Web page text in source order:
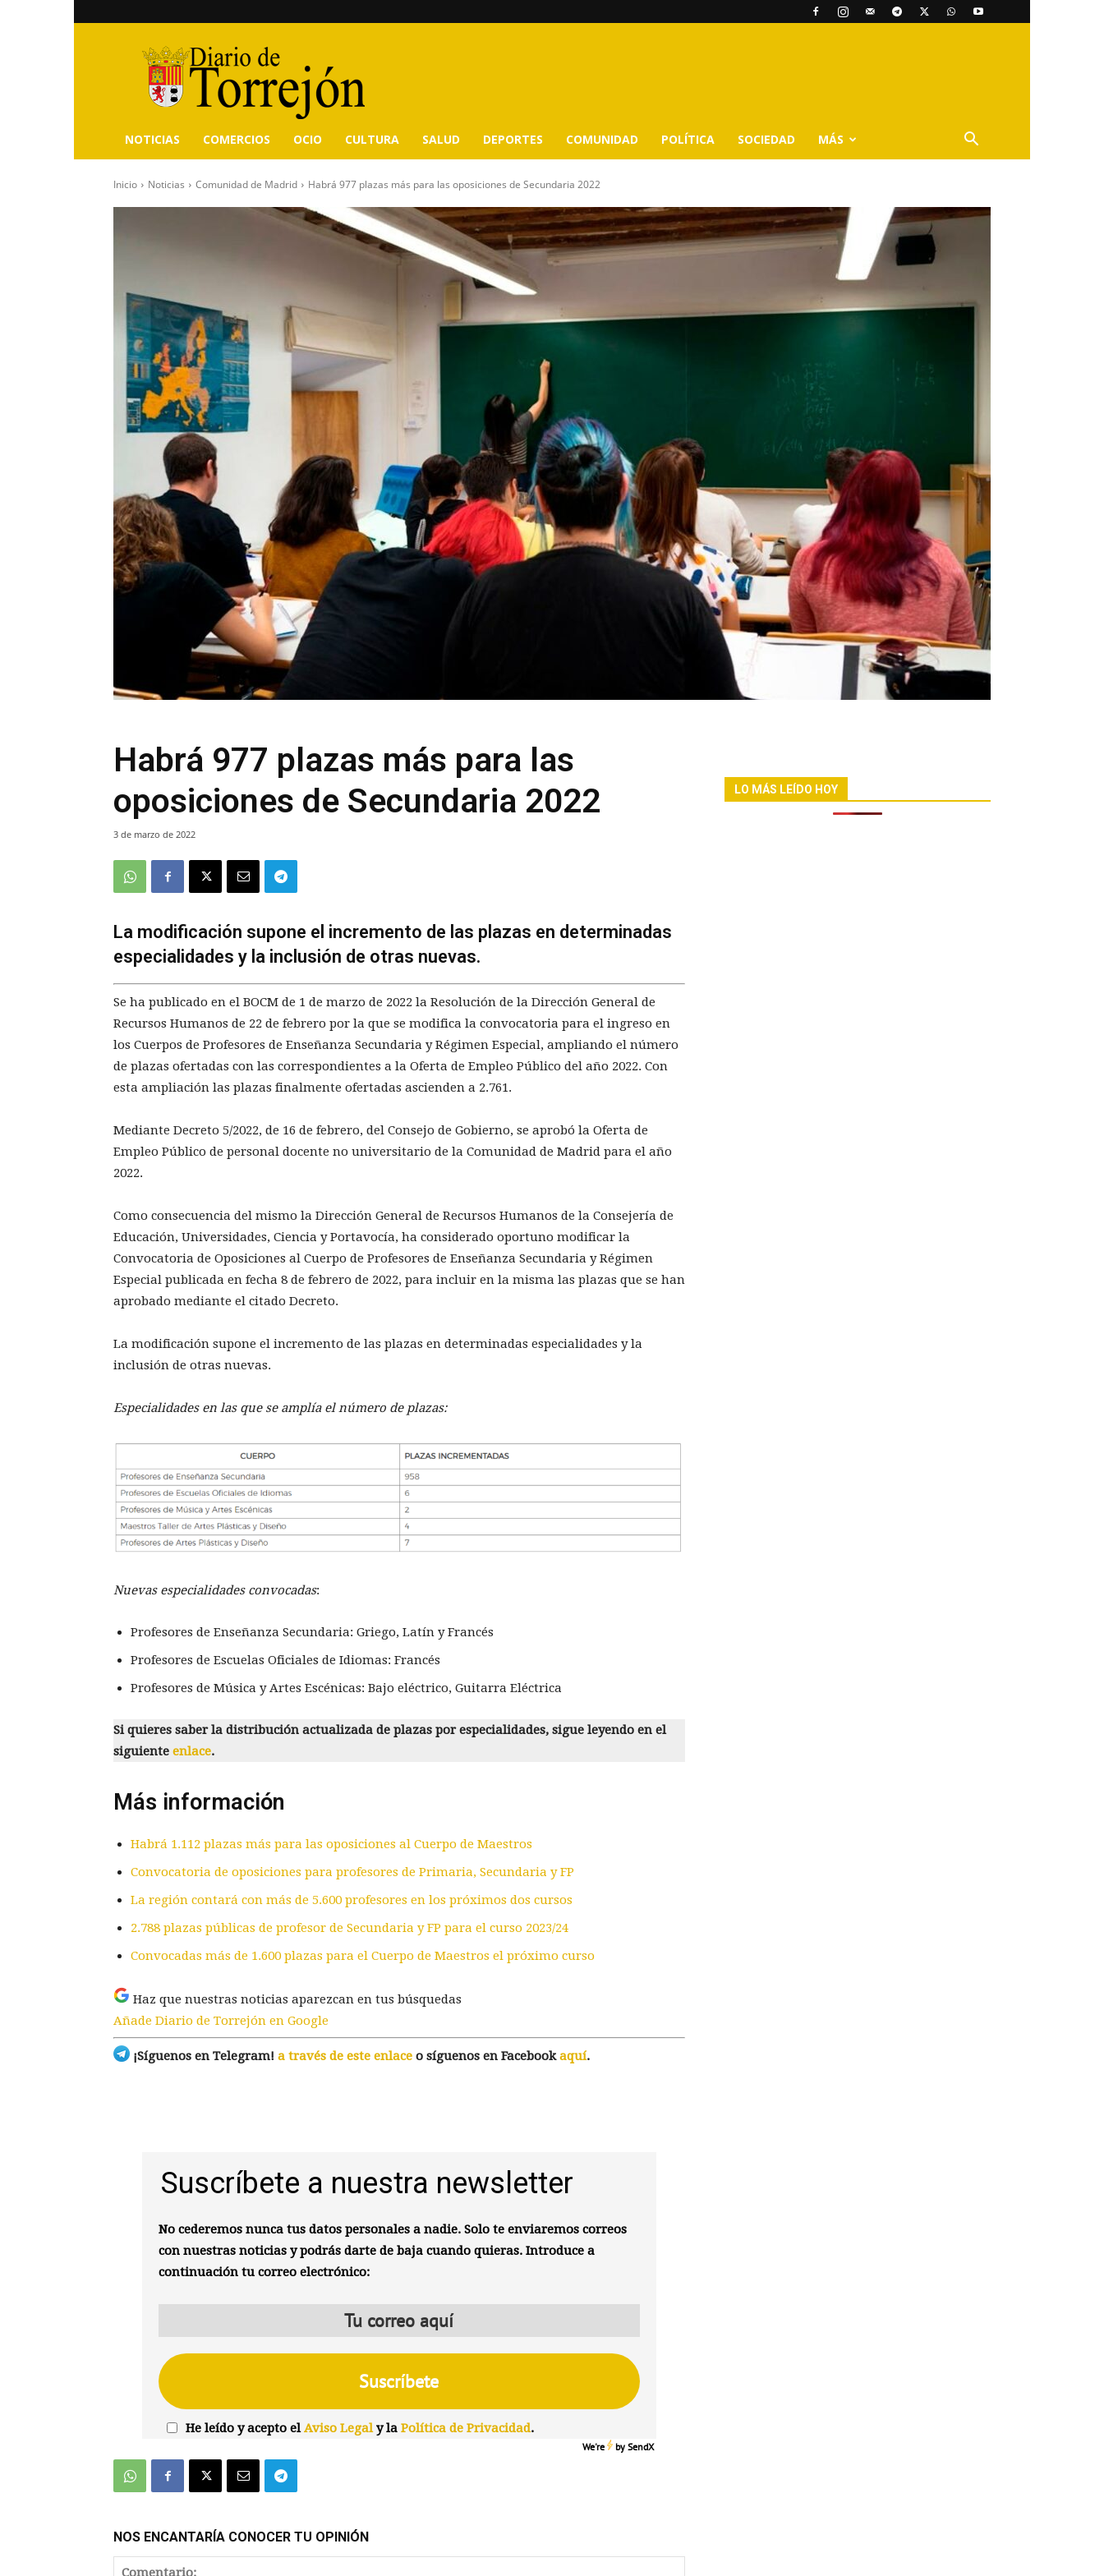
Diario
de
Torrejón
NOTICIAS COMERCIOS OCIO CULTURA SALUD DEPORTES COMUNIDAD POLÍTICA SOCIEDAD MÁS
Inicio Noticias Comunidad de Madrid Habrá 977 plazas más para las oposiciones de Secundaria 2022
Habrá 977 plazas más para las
oposiciones de Secundaria 2022
3 de marzo de 2022
La modificación supone el incremento de las plazas en determinadas
especialidades y la inclusión de otras nuevas.
Se ha publicado en el BOCM de 1 de marzo de 2022 la Resolución de la Dirección General de
Recursos Humanos de 22 de febrero por la que se modifica la convocatoria para el ingreso en
los Cuerpos de Profesores de Enseñanza Secundaria y Régimen Especial, ampliando el número
de plazas ofertadas con las correspondientes a la Oferta de Empleo Público del año 2022. Con
esta ampliación las plazas finalmente ofertadas ascienden a 2.761.
Mediante Decreto 5/2022, de 16 de febrero, del Consejo de Gobierno, se aprobó la Oferta de
Empleo Público de personal docente no universitario de la Comunidad de Madrid para el año
2022.
Como consecuencia del mismo la Dirección General de Recursos Humanos de la Consejería de
Educación, Universidades, Ciencia y Portavocía, ha considerado oportuno modificar la
Convocatoria de Oposiciones al Cuerpo de Profesores de Enseñanza Secundaria y Régimen
Especial publicada en fecha 8 de febrero de 2022, para incluir en la misma las plazas que se han
aprobado mediante el citado Decreto.
La modificación supone el incremento de las plazas en determinadas especialidades y la
inclusión de otras nuevas.
Especialidades en las que se amplía el número de plazas:
Nuevas especialidades convocadas:
Profesores de Enseñanza Secundaria: Griego, Latín y Francés
Profesores de Escuelas Oficiales de Idiomas: Francés
Profesores de Música y Artes Escénicas: Bajo eléctrico, Guitarra Eléctrica
Si quieres saber la distribución actualizada de plazas por especialidades, sigue leyendo en el
siguiente enlace.
Más información
Habrá 1.112 plazas más para las oposiciones al Cuerpo de Maestros
Convocatoria de oposiciones para profesores de Primaria, Secundaria y FP
La región contará con más de 5.600 profesores en los próximos dos cursos
2.788 plazas públicas de profesor de Secundaria y FP para el curso 2023/24
Convocadas más de 1.600 plazas para el Cuerpo de Maestros el próximo curso
Haz que nuestras noticias aparezcan en tus búsquedas
Añade Diario de Torrejón en Google
¡Síguenos en Telegram! a través de este enlace o síguenos en Facebookaquí.
Suscríbete a nuestra newsletter
No cederemos nunca tus datos personales a nadie. Solo te enviaremos correos
con nuestras noticias y podrás darte de baja cuando quieras. Introduce a
continuación tu correo electrónico:
He leído y acepto elAviso Legaly la Política de Privacidad.
We're bySendX
NOS ENCANTARÍA CONOCER TU OPINIÓN
LO MÁS LEÍDO HOY